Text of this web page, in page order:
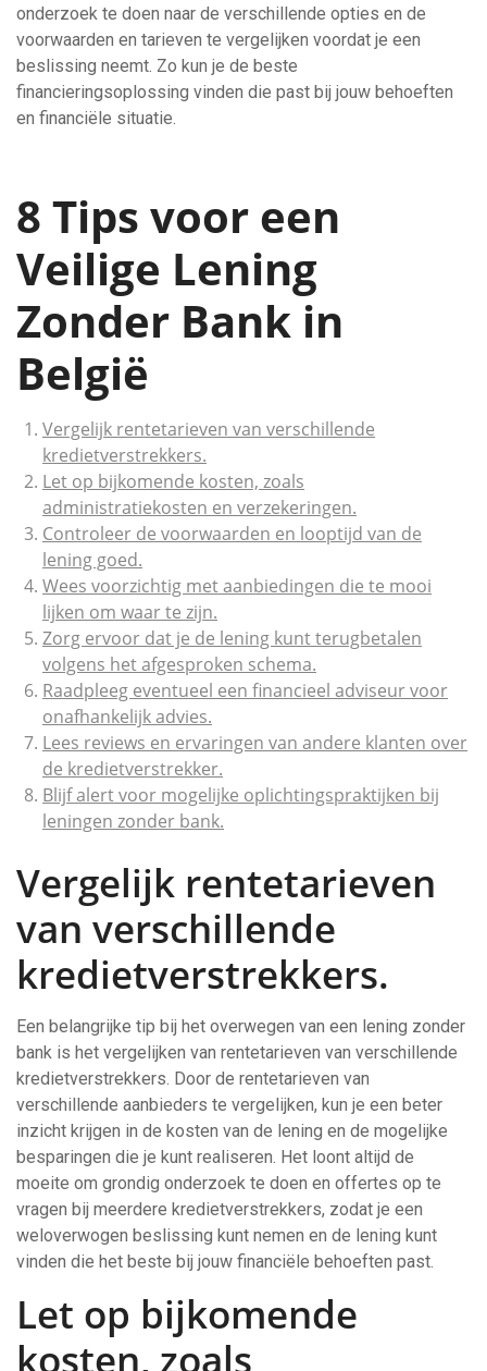
onderzoek te doen naar de verschillende opties en de
voorwaarden en tarieven te vergelijken voordat je een
beslissing neemt. Zo kun je de beste
financieringsoplossing vinden die past bij jouw behoeften
en financiële situatie.
8 Tips voor een
Veilige Lening
Zonder Bank in
België
Vergelijk rentetarieven van verschillende
kredietverstrekkers.
Let op bijkomende kosten, zoals
administratiekosten en verzekeringen.
Controleer de voorwaarden en looptijd van de
lening goed.
Wees voorzichtig met aanbiedingen die te mooi
lijken om waar te zijn.
Zorg ervoor dat je de lening kunt terugbetalen
volgens het afgesproken schema.
Raadpleeg eventueel een financieel adviseur voor
onafhankelijk advies.
Lees reviews en ervaringen van andere klanten over
de kredietverstrekker.
Blijf alert voor mogelijke oplichtingspraktijken bij
leningen zonder bank.
Vergelijk rentetarieven
van verschillende
kredietverstrekkers.
Een belangrijke tip bij het overwegen van een lening zonder
bank is het vergelijken van rentetarieven van verschillende
kredietverstrekkers. Door de rentetarieven van
verschillende aanbieders te vergelijken, kun je een beter
inzicht krijgen in de kosten van de lening en de mogelijke
besparingen die je kunt realiseren. Het loont altijd de
moeite om grondig onderzoek te doen en offertes op te
vragen bij meerdere kredietverstrekkers, zodat je een
weloverwogen beslissing kunt nemen en de lening kunt
vinden die het beste bij jouw financiële behoeften past.
Let op bijkomende
kosten, zoals